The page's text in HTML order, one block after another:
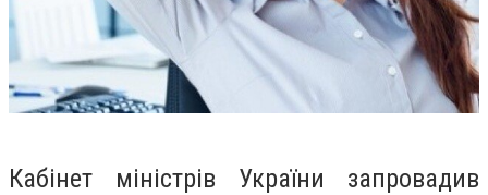
Кабінет міністрів України запровадив